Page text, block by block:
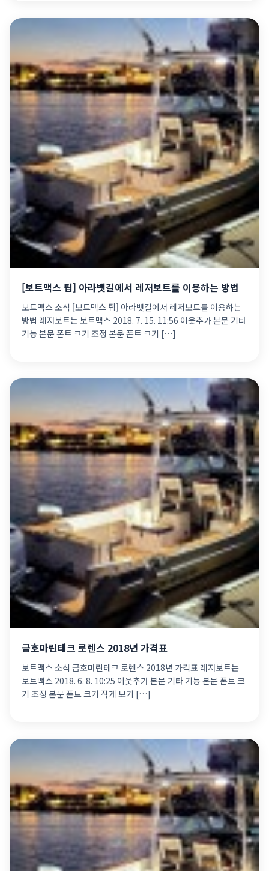
[보트맥스 팁] 아라뱃길에서 레저보트를 이용하는 방법
보트맥스 소식 [보트맥스 팁] 아라뱃길에서 레저보트를 이용하는
방법 레저보트는 보트맥스 2018. 7. 15. 11:56 이웃추가 본문 기타
기능 본문 폰트 크기 조정 본문 폰트 크기 […]
금호마린테크 로렌스 2018년 가격표
보트맥스 소식 금호마린테크 로렌스 2018년 가격표 레저보트는
보트맥스 2018. 6. 8. 10:25 이웃추가 본문 기타 기능 본문 폰트 크
기 조정 본문 폰트 크기 작게 보기 […]